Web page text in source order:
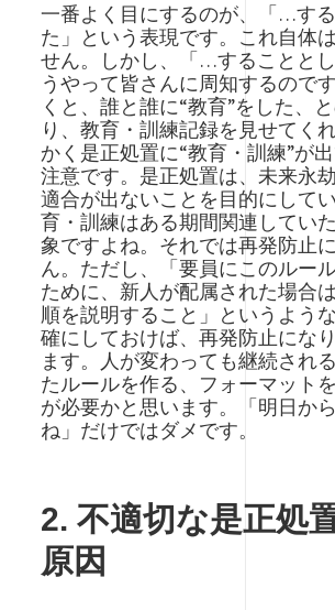
一番よく目にするのが、「…す
た」という表現です。これ自体
せん。しかし、「…することと
うやって皆さんに周知するので
くと、誰と誰に“教育”をした、
り、教育・訓練記録を見せてく
かく是正処置に“教育・訓練”が
注意です。是正処置は、未来永
適合が出ないことを目的にして
育・訓練はある期間関連してい
象ですよね。それでは再発防止
ん。ただし、「要員にこのルー
ために、新人が配属された場合
順を説明すること」というよう
確にしておけば、再発防止にな
ます。人が変わっても継続され
たルールを作る、フォーマット
が必要かと思います。「明日か
ね」だけではダメです。
2. 不適切な是正処
原因